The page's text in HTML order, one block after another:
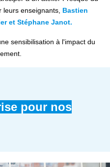
enseignants, Bastien
et Stéphane Janot.
sensibilisation à l'impact du
pour nos